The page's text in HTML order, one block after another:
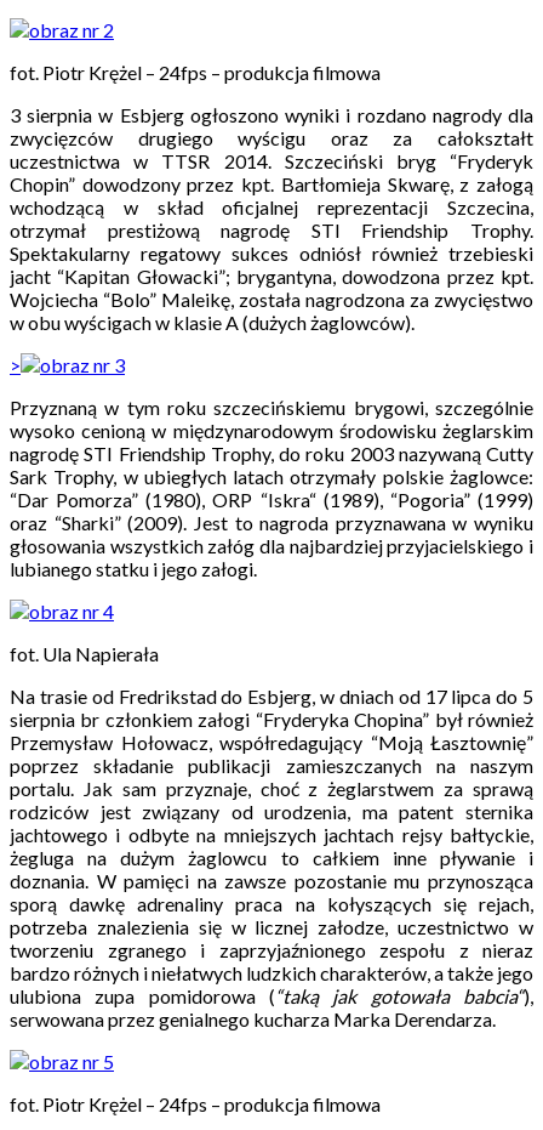
fot. Piotr Krężel – 24fps – produkcja filmowa
3 sierpnia w Esbjerg ogłoszono wyniki i rozdano nagrody dla
zwycięzców drugiego wyścigu oraz za całokształt
uczestnictwa w TTSR 2014. Szczeciński bryg “Fryderyk
Chopin” dowodzony przez kpt. Bartłomieja Skwarę, z załogą
wchodzącą w skład oficjalnej reprezentacji Szczecina,
otrzymał prestiżową nagrodę STI Friendship Trophy.
Spektakularny regatowy sukces odniósł również trzebieski
jacht “Kapitan Głowacki”; brygantyna, dowodzona przez kpt.
Wojciecha “Bolo” Maleikę, została nagrodzona za zwycięstwo
w obu wyścigach w klasie A (dużych żaglowców).
>
Przyznaną w tym roku szczecińskiemu brygowi, szczególnie
wysoko cenioną w międzynarodowym środowisku żeglarskim
nagrodę STI Friendship Trophy, do roku 2003 nazywaną Cutty
Sark Trophy, w ubiegłych latach otrzymały polskie żaglowce:
“Dar Pomorza” (1980), ORP “Iskra“ (1989), “Pogoria” (1999)
oraz “Sharki” (2009). Jest to nagroda przyznawana w wyniku
głosowania wszystkich załóg dla najbardziej przyjacielskiego i
lubianego statku i jego załogi.
fot. Ula Napierała
Na trasie od Fredrikstad do Esbjerg, w dniach od 17 lipca do 5
sierpnia br członkiem załogi “Fryderyka Chopina” był również
Przemysław Hołowacz, współredagujący “Moją Łasztownię”
poprzez składanie publikacji zamieszczanych na naszym
portalu. Jak sam przyznaje, choć z żeglarstwem za sprawą
rodziców jest związany od urodzenia, ma patent sternika
jachtowego i odbyte na mniejszych jachtach rejsy bałtyckie,
żegluga na dużym żaglowcu to całkiem inne pływanie i
doznania. W pamięci na zawsze pozostanie mu przynosząca
sporą dawkę adrenaliny praca na kołyszących się rejach,
potrzeba znalezienia się w licznej załodze, uczestnictwo w
tworzeniu zgranego i zaprzyjaźnionego zespołu z nieraz
bardzo różnych i niełatwych ludzkich charakterów, a także jego
ulubiona zupa pomidorowa (“taką jak gotowała babcia“),
serwowana przez genialnego kucharza Marka Derendarza.
fot. Piotr Krężel – 24fps – produkcja filmowa